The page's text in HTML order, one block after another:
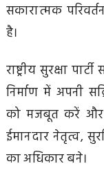
सकारात्मक
है।
राष्ट्रीय सुरक्षा
निर्माण में अपनी
को मजबूत करें और
ईमानदार नेतृत्व,
का अधिकार बने।